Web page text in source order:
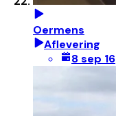
Oermens
Aflevering
8 sep 16